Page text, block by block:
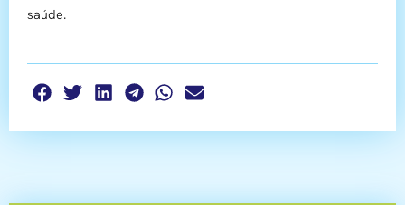
saúde.